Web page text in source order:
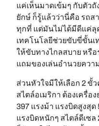
แค่เห็นมาดเข้มๆ กับตัว
ยักษ์ ก็รู้แล้วว่านี่คือ รถส
ทุกที่ แต่มันไม่ได้มีดีแค่ลุ
เทคโนโลยีช่วยขับขี่ขั้นเ
ให้ขับทางไกลสบาย หรื
แถมของเล่นอำนวยควา
ส่วนหัวใจมีให้เลือก 2 ขั้
สไตล์อเมริกา ต้องเครื่อ
397 แรงม้า แรงบิดสูงสุ
แรงบิดหนักๆ สไตล์ดีเซล